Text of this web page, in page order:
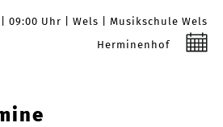
09:00 Uhr Wels
Musikschule Wels
Herminenhof